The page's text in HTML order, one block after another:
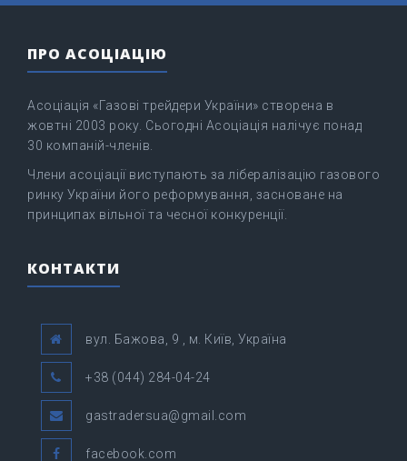
ПРО АСОЦІАЦІЮ
Асоціація «Газові трейдери України» створена в
жовтні 2003 року. Сьогодні Асоціація налічує понад
30 компаній-членів.
Члени асоціації виступають за лібералізацію газового
ринку України його реформування, засноване на
принципах вільної та чесної конкуренції.
КОНТАКТИ
вул. Бажова, 9 , м. Київ, Україна
+38 (044) 284-04-24
gastradersua@gmail.com
facebook.com